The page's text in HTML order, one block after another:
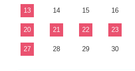
13 14 15 16
20 21 22 23
27 28 29 30